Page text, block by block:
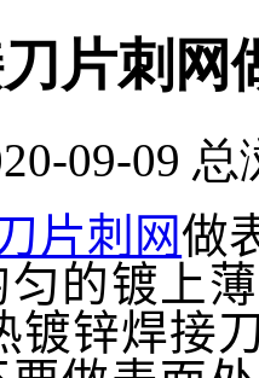
片刺网
09-09 总
片刺网做
的镀上
镀锌焊接